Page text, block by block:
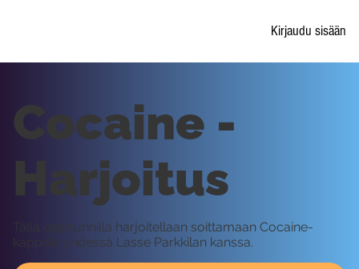
Kirjaudu sisään
Cocaine -
Harjoitus
Tällä oppitunnilla harjoitellaan soittamaan Cocaine-
kappale yhdessä Lasse Parkkilan kanssa.